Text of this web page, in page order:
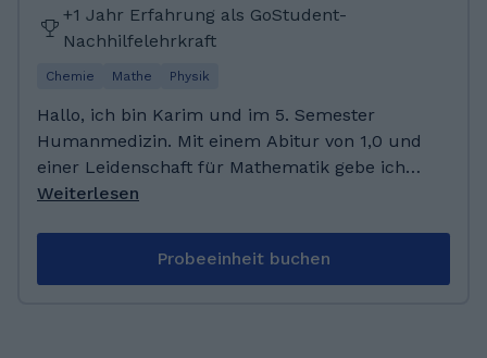
+1 Jahr Erfahrung als GoStudent-
Nachhilfelehrkraft
Chemie Mathe Physik
Hallo, ich bin Karim und im 5. Semester
Humanmedizin. Mit einem Abitur von 1,0 und
einer Leidenschaft für Mathematik gebe ich
seit Jahren Nachhilfe. Mein Ziel ist es,
begleiten. Neben dem Studium spiele ich
Weiterlesen
Probeeinheit buchen